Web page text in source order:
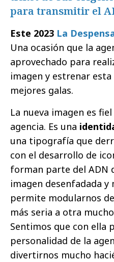
para transmitir el
Este 2023 La
Una ocasión que la
aprovechado para
imagen y estrenar esta
mejores galas.
La nueva imagen es
agencia. Es una
una tipografía que
con el desarrollo de
forman parte del ADN
imagen desenfadada
permite modularnos
más seria a otra
Sentimos que con ella
personalidad de la
divertirnos mucho